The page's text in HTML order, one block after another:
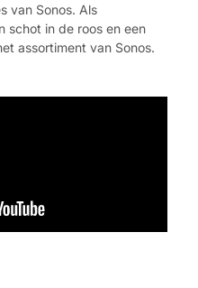
van Sonos. Als
schot in de roos en een
assortiment van Sonos.